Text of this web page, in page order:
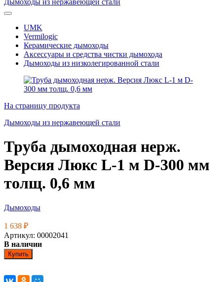
UMK
Vermilogic
Керамические дымоходы
Аксессуары и средства чистки дымохода
Дымоходы из низколегированной стали
На страницу продукта
Дымоходы из нержавеющей стали
Труба дымоходная нерж.
Версия Люкс L-1 м D-300 мм
толщ. 0,6 мм
Дымоходы
1 638 ₽
Артикул: 00002041
В наличии
Купить